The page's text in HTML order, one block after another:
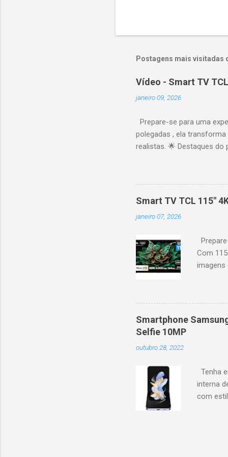
Postagens mais visitadas
Vídeo - Smart TV
janeiro 09, 2026
Prepare-se para uma
polegadas , ela
realistas. 🌟 Destaques do
desempenho otimizado
ideal para esportes e
recomendações
mais. Google Assistente :
Altura: 153,8 cm |
Smart TV TCL 115"
janeiro 07, 2026
Com
imagens
games,
Smartphone
Selfie 10MP
outubro 28, 2022
Tenha
interna
com